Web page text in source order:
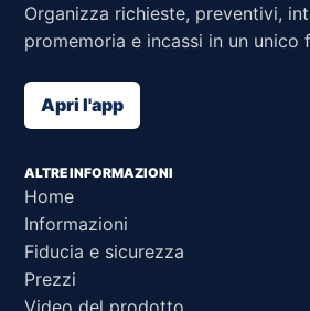
Organizza richieste, preventivi,
promemoria e incassi in un unico
Apri l'app
ALTRE INFORMAZIONI
Home
Informazioni
Fiducia e sicurezza
Prezzi